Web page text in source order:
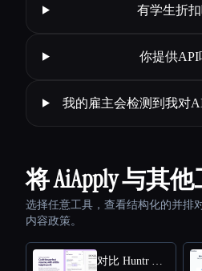
有学生折扣
你提供API
我的雇主会检测到我对
将 AiApply 与其
选择任意工具，查看结构化的并排
内容政策。